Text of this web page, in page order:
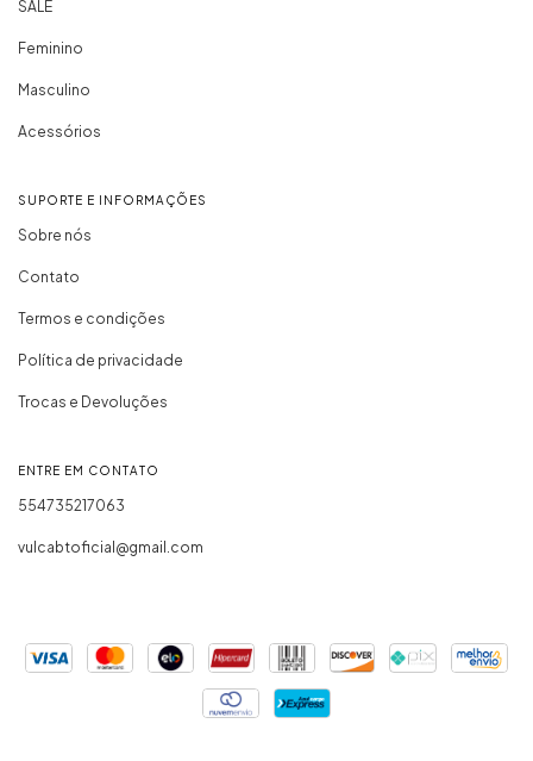
SALE
Feminino
Masculino
Acessórios
SUPORTE E INFORMAÇÕES
Sobre nós
Contato
Termos e condições
Política de privacidade
Trocas e Devoluções
ENTRE EM CONTATO
554735217063
vulcabtoficial@gmail.com